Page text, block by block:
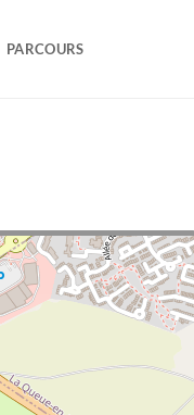
PARCOURS